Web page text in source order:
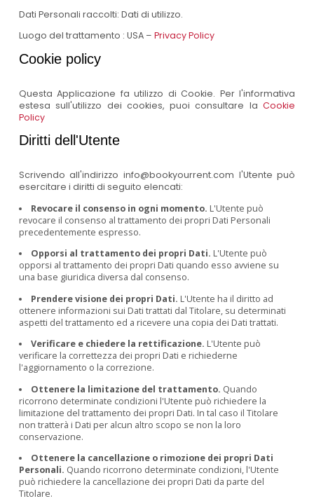
Dati Personali raccolti: Dati di utilizzo.
Luogo del trattamento : USA – Privacy Policy
Cookie policy
Questa Applicazione fa utilizzo di Cookie. Per l'informativa
estesa sull'utilizzo dei cookies, puoi consultare laCookie
Policy
Diritti dell'Utente
Scrivendo all'indirizzo info@bookyourrent.com l'Utente può
esercitare i diritti di seguito elencati:
Revocare il consenso in ogni momento. L'Utente può
revocare il consenso al trattamento dei propri Dati Personali
precedentemente espresso.
Opporsi al trattamento dei propri Dati. L'Utente può
opporsi al trattamento dei propri Dati quando esso avviene su
una base giuridica diversa dal consenso.
Prendere visione dei propri Dati. L'Utente ha il diritto ad
ottenere informazioni sui Dati trattati dal Titolare, su determinati
aspetti del trattamento ed a ricevere una copia dei Dati trattati.
Verificare e chiedere la rettificazione. L'Utente può
verificare la correttezza dei propri Dati e richiederne
l'aggiornamento o la correzione.
Ottenere la limitazione del trattamento. Quando
ricorrono determinate condizioni l'Utente può richiedere la
limitazione del trattamento dei propri Dati. In tal caso il Titolare
non tratterà i Dati per alcun altro scopo se non la loro
conservazione.
Ottenere la cancellazione o rimozione dei propri Dati
Personali. Quando ricorrono determinate condizioni, l'Utente
può richiedere la cancellazione dei propri Dati da parte del
Titolare.